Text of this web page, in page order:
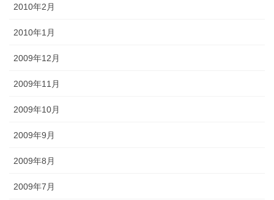
2010年2月
2010年1月
2009年12月
2009年11月
2009年10月
2009年9月
2009年8月
2009年7月